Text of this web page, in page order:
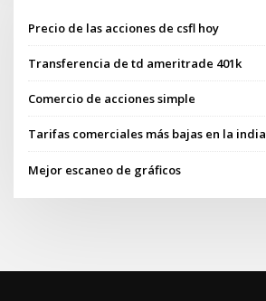
Precio de las acciones de csfl hoy
Transferencia de td ameritrade 401k
Comercio de acciones simple
Tarifas comerciales más bajas en la india
Mejor escaneo de gráficos